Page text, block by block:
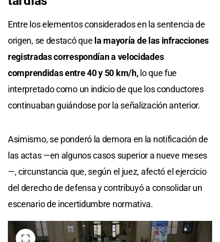
Entre los elementos considerados en la sentencia de
origen, se destacó que la mayoría de las infracciones
registradas correspondían a velocidades
comprendidas entre 40 y 50 km/h,lo que fue
interpretado como un indicio de que los conductores
continuaban guiándose por la señalización anterior.
Asimismo, se ponderó la demora en la notificación de
las actas —en algunos casos superior a nueve meses
—, circunstancia que, según el juez, afectó el ejercicio
del derecho de defensa y contribuyó a consolidar un
escenario de incertidumbre normativa.